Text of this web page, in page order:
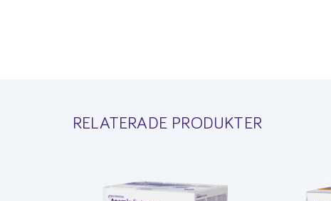
RELATERADE PRODUKTER